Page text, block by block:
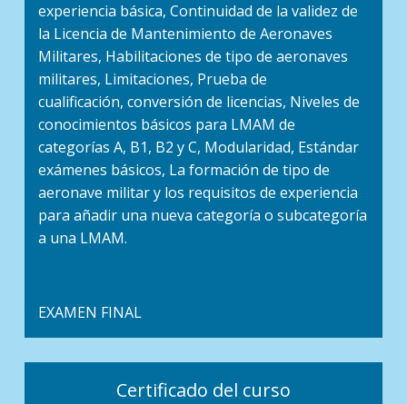
experiencia básica, Continuidad de la validez de
la Licencia de Mantenimiento de Aeronaves
Militares, Habilitaciones de tipo de aeronaves
militares, Limitaciones, Prueba de
cualificación, conversión de licencias, Niveles de
conocimientos básicos para LMAM de
categorías A, B1, B2 y C, Modularidad, Estándar
exámenes básicos, La formación de tipo de
aeronave militar y los requisitos de experiencia
para añadir una nueva categoría o subcategoría
a una LMAM.
EXAMEN FINAL
Certificado del curso